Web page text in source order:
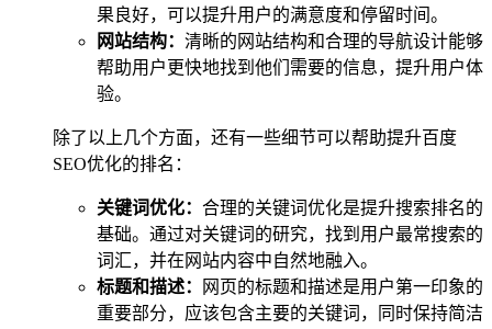
果良好，可以提升用户的满意度和停留时间。
网站结构： 清晰的网站结构和合理的导航设计能够
帮助用户更快地找到他们需要的信息，提升用户体
验。
除了以上几个方面，还有一些细节可以帮助提升百度
SEO优化的排名：
关键词优化： 合理的关键词优化是提升搜索排名的
基础。通过对关键词的研究，找到用户最常搜索的
词汇，并在网站内容中自然地融入。
标题和描述：
网页的标题和描述是用户第一印象的
重要部分，应该包含主要的关键词，同时保持简洁